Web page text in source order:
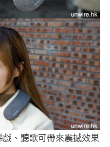
、聽歌可帶來震撼效果